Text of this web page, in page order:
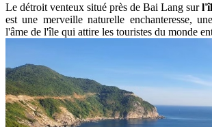
Le détroit venteux situé près de Bai Lang sur
est une merveille naturelle enchanteresse,
l'âme de l'île qui attire les touristes du monde